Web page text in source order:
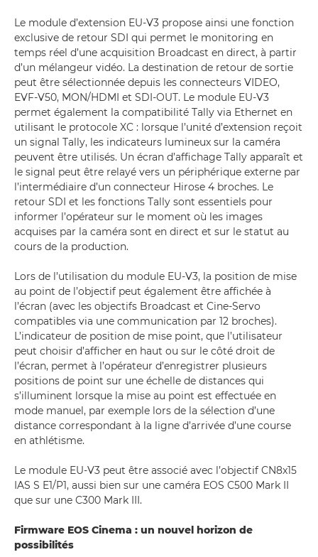
Le module d’extension EU-V3 propose ainsi une fonction
exclusive de retour SDI qui permet le monitoring en
temps réel d’une acquisition Broadcast en direct, à partir
d’un mélangeur vidéo. La destination de retour de sortie
peut être sélectionnée depuis les connecteurs VIDEO,
EVF-V50, MON/HDMI et SDI-OUT. Le module EU-V3
permet également la compatibilité Tally via Ethernet en
utilisant le protocole XC : lorsque l’unité d’extension reçoit
un signal Tally, les indicateurs lumineux sur la caméra
peuvent être utilisés. Un écran d’affichage Tally apparaît et
le signal peut être relayé vers un périphérique externe par
l’intermédiaire d’un connecteur Hirose 4 broches. Le
retour SDI et les fonctions Tally sont essentiels pour
informer l’opérateur sur le moment où les images
acquises par la caméra sont en direct et sur le statut au
cours de la production.
Lors de l’utilisation du module EU-V3, la position de mise
au point de l’objectif peut également être affichée à
l’écran (avec les objectifs Broadcast et Cine-Servo
compatibles via une communication par 12 broches).
L’indicateur de position de mise point, que l’utilisateur
peut choisir d’afficher en haut ou sur le côté droit de
l’écran, permet à l’opérateur d’enregistrer plusieurs
positions de point sur une échelle de distances qui
s’illuminent lorsque la mise au point est effectuée en
mode manuel, par exemple lors de la sélection d’une
distance correspondant à la ligne d’arrivée d’une course
en athlétisme.
Le module EU-V3 peut être associé avec l’objectif CN8x15
IAS S E1/P1, aussi bien sur une caméra EOS C500 Mark II
que sur une C300 Mark III.
Firmware EOS Cinema : un nouvel horizon de
possibilités